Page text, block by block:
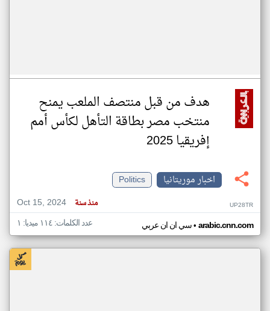
هدف من قبل منتصف الملعب يمنح
منتخب مصر بطاقة التأهل لكأس أمم
إفريقيا 2025
اخبار موريتانيا
Politics
Oct 15, 2024
منذ سنة UP28TR
سي ان ان عربي• arabic.cnn.com عدد الكلمات: ١١٤ ميديا: ١